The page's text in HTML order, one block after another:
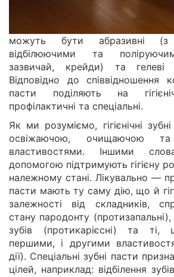
можуть бути абразивні (з
відбілюючими та
зазвичай, крейди) та гелеві
Відповідно до співвідношення
пасти поділяють на
профілактичні та спеціальні.
Як ми розуміємо, гігієнічні
освіжаючою, очищаючою та
властивостями. Іншими
допомогою підтримують гігієну
належному стані. Лікувально —
пасти мають ту саму дію, що й
залежності від складників,
стану пародонту
зубів (протикарієсні) та
першими, і другими
дії). Спеціальні зубні пасти
цілей, наприклад: відбілення